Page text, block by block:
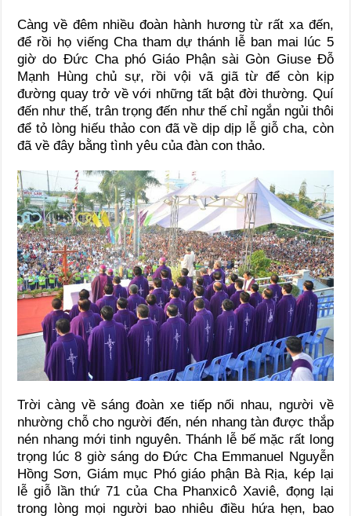
Càng về đêm nhiều đoàn hành hương từ rất xa đến,
để rồi họ viếng Cha tham dự thánh lễ ban mai lúc 5
giờ do Đức Cha phó Giáo Phận sài Gòn Giuse Đỗ
Mạnh Hùng chủ sự, rồi vội vã giã từ để còn kịp
đường quay trở về với những tất bật đời thường. Quí
đến như thế, trân trọng đến như thế chỉ ngắn ngủi thôi
để tỏ lòng hiếu thảo con đã về dịp dịp lễ giỗ cha, còn
đã về đây bằng tình yêu của đàn con thảo.
Trời càng về sáng đoàn xe tiếp nối nhau, người về
nhường chỗ cho người đến, nén nhang tàn được thắp
nén nhang mới tinh nguyên. Thánh lễ bế mặc rất long
trọng lúc 8 giờ sáng do Đức Cha Emmanuel Nguyễn
Hồng Sơn, Giám mục Phó giáo phận Bà Rịa, kép lại
lễ giỗ lần thứ 71 của Cha Phanxicô Xaviê, đọng lại
trong lòng mọi người bao nhiêu điều hứa hẹn, bao